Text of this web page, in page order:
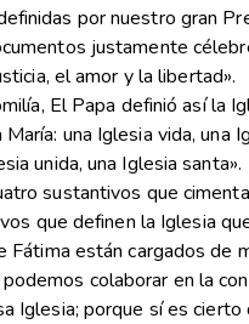
por nuestro gran
justamente
el amor y la libertad».
El Papa definió así la
una Iglesia vida, una
unida, una Iglesia santa».
sustantivos que
que definen la Iglesia
Fátima están cargados de
colaborar en la
Iglesia; porque sí es cierto